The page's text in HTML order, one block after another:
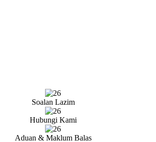
Soalan Lazim
Hubungi Kami
Aduan & Maklum Balas